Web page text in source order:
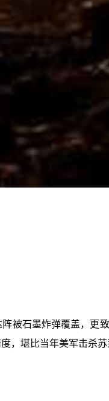
被石墨炸弹覆盖，更
，堪比当年美军击杀